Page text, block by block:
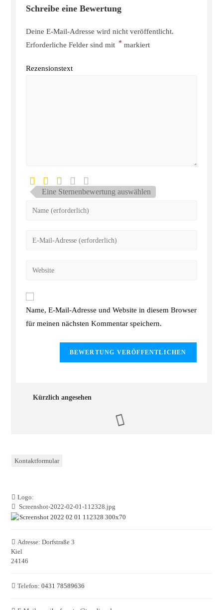
Schreibe eine Bewertung
Deine E-Mail-Adresse wird nicht veröffentlicht.
Erforderliche Felder sind mit * markiert
Rezensionstext
Eine Sternenbewertung auswählen
Name, E-Mail-Adresse und Website in diesem Browser
für meinen nächsten Kommentar speichern.
Kürzlich angesehen
Kontaktformular
Logo:
Screenshot-2022-02-01-112328.jpg
Adresse: Dorfstraße 3
Kiel
24146
Telefon: 0431 78589636